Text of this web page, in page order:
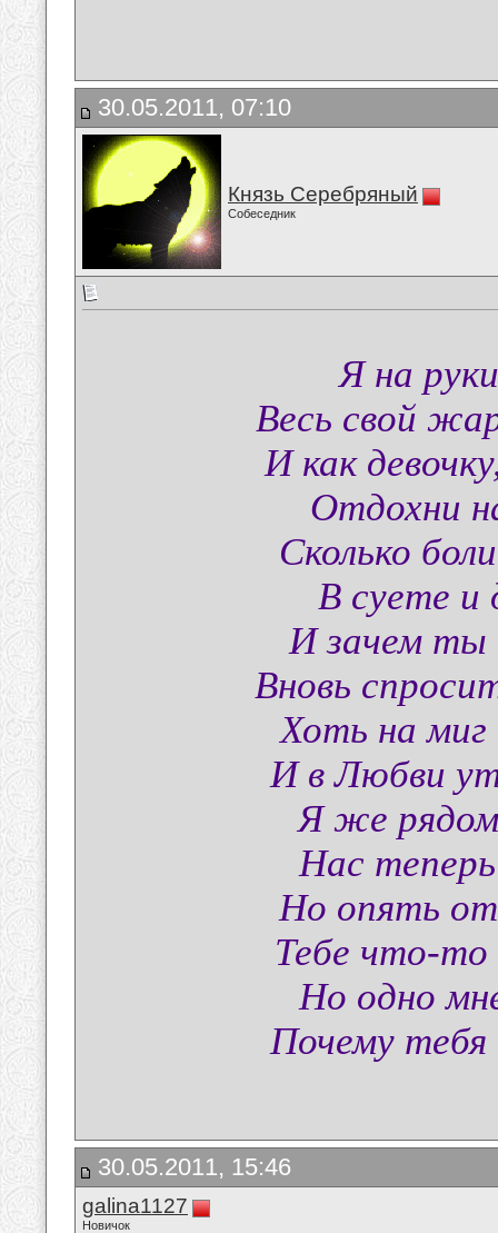
30.05.2011, 07:10
Князь Серебряный
Собеседник
Я на
Весь свой
И как
Отдохни
Сколько
В суете и
И зачем ты
Вновь
Хоть на
И в Любви
Я же рядом
Нас
Но опять
Тебе что-
Но одно
Почему
30.05.2011, 15:46
galina1127
Новичок